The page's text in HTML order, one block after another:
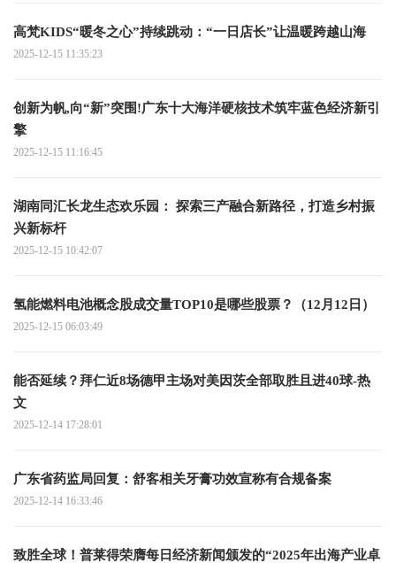
高梵KIDS“暖冬之心”持续跳动：“一日店长”让温暖跨越山海
2025-12-15 11:35:23
创新为帆,向“新”突围!广东十大海洋硬核技术筑牢蓝色经济新引
擎
2025-12-15 11:16:45
湖南同汇长龙生态欢乐园： 探索三产融合新路径，打造乡村振
兴新标杆
2025-12-15 10:42:07
氢能燃料电池概念股成交量TOP10是哪些股票？（12月12日）
2025-12-15 06:03:49
能否延续？拜仁近8场德甲主场对美因茨全部取胜且进40球-热
文
2025-12-14 17:28:01
广东省药监局回复：舒客相关牙膏功效宣称有合规备案
2025-12-14 16:33:46
致胜全球！普莱得荣膺每日经济新闻颁发的“2025年出海产业卓